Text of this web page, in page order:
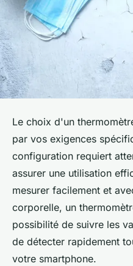
Le choix d'un
par vos exigences
configuration requiert
assurer une utilisation
mesurer facilement et
corporelle, un
possibilité de suivre les
de détecter rapidement
votre smartphone.